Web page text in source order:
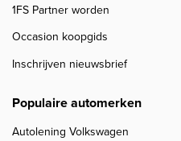
1FS Partner worden
Occasion koopgids
Inschrijven nieuwsbrief
Populaire automerken
Autolening Volkswagen